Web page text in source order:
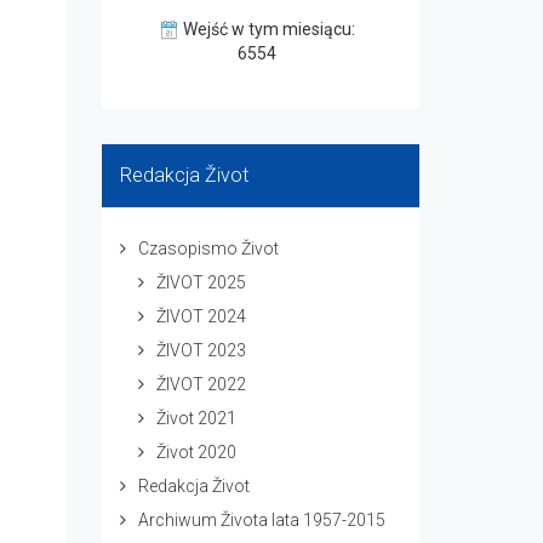
Wejść w tym miesiącu:
6554
Redakcja Život
Czasopismo Život
ŽIVOT 2025
ŽIVOT 2024
ŽIVOT 2023
ŽIVOT 2022
Život 2021
Život 2020
Redakcja Život
Archiwum Života lata 1957-2015